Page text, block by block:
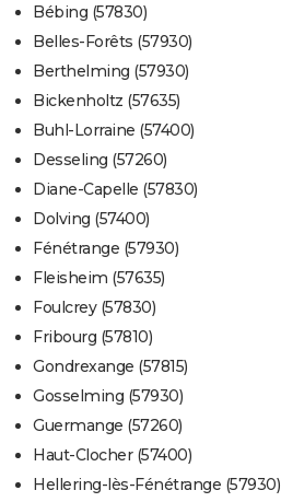
Bébing (57830)
Belles-Forêts (57930)
Berthelming (57930)
Bickenholtz (57635)
Buhl-Lorraine (57400)
Desseling (57260)
Diane-Capelle (57830)
Dolving (57400)
Fénétrange (57930)
Fleisheim (57635)
Foulcrey (57830)
Fribourg (57810)
Gondrexange (57815)
Gosselming (57930)
Guermange (57260)
Haut-Clocher (57400)
Hellering-lès-Fénétrange (57930)